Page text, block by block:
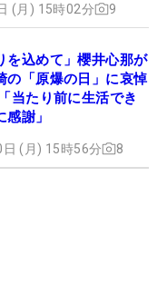
(月) 15時02分 9
を込めて」櫻井心那が
の「原爆の日」に哀悼
当たり前に生活でき
謝」
(月) 15時56分 8